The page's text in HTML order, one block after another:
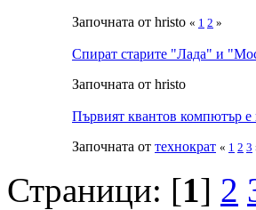
Започната от hristo « 1 2 »
Спират старите "Лада" и
Започната от hristo
Първият квантов компютър е
Започната от технократ « 1 2 3
Страници: [1] 2